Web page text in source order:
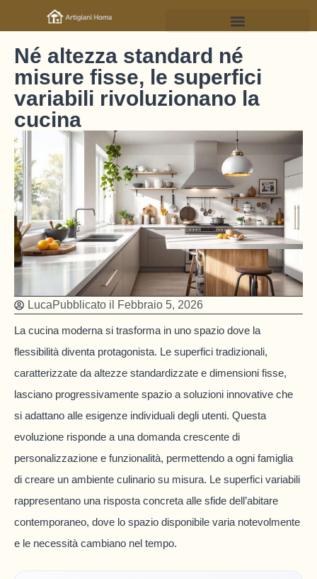
Né altezza standard né
misure fisse, le superfici
variabili rivoluzionano la
cucina
LucaPubblicato il Febbraio 5, 2026
La cucina moderna si trasforma in uno spazio dove la
flessibilità diventa protagonista. Le superfici tradizionali,
caratterizzate da altezze standardizzate e dimensioni fisse,
lasciano progressivamente spazio a soluzioni innovative che
si adattano alle esigenze individuali degli utenti. Questa
evoluzione risponde a una domanda crescente di
personalizzazione e funzionalità, permettendo a ogni famiglia
di creare un ambiente culinario su misura. Le superfici variabili
rappresentano una risposta concreta alle sfide dell’abitare
contemporaneo, dove lo spazio disponibile varia notevolmente
e le necessità cambiano nel tempo.